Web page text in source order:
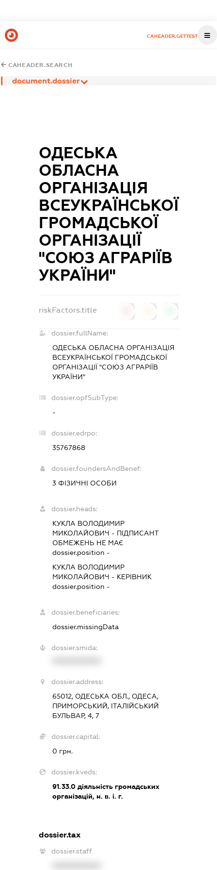
CAHEADER.GETTEST
CAHEADER.SEARCH
document.dossier
ОДЕСЬКА
ОБЛАСНА
ОРГАНІЗАЦІЯ
ВСЕУКРАЇНСЬКОЇ
ГРОМАДСЬКОЇ
ОРГАНІЗАЦІЇ
"СОЮЗ АГРАРІЇВ
УКРАЇНИ"
riskFactors.title
dossier.fullName:
ОДЕСЬКА ОБЛАСНА ОРГАНІЗАЦІЯ
ВСЕУКРАЇНСЬКОЇ ГРОМАДСЬКОЇ
ОРГАНІЗАЦІЇ "СОЮЗ АГРАРІЇВ
УКРАЇНИ"
dossier.opfSubType:
-
dossier.edrpo:
35767868
dossier.foundersAndBenef:
3 ФІЗИЧНІ ОСОБИ
dossier.heads:
КУКЛА ВОЛОДИМИР
МИКОЛАЙОВИЧ - ПІДПИСАНТ
ОБМЕЖЕНЬ НЕ МАЄ
dossier.position -
КУКЛА ВОЛОДИМИР
МИКОЛАЙОВИЧ - КЕРІВНИК
dossier.position -
dossier.beneficiaries:
dossier.missingData
dossier.smida:
dossier.address:
65012, ОДЕСЬКА ОБЛ., ОДЕСА,
ПРИМОРСЬКИЙ, ІТАЛІЙСЬКИЙ
БУЛЬВАР, 4, 7
dossier.capital:
0 грн.
dossier.kveds:
91.33.0діяльність громадських
організацій, н. в. і. г.
dossier.tax
dossier.staff